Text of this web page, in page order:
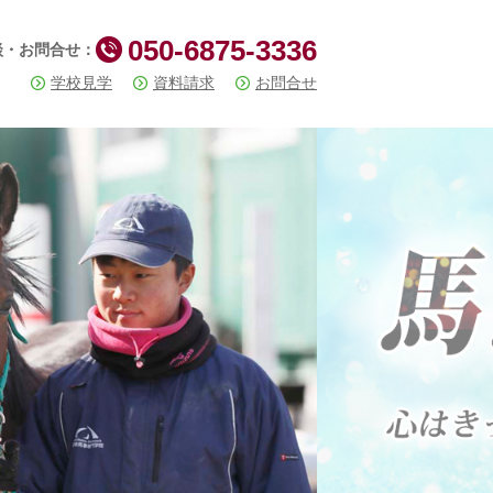
お問合せ： 050-6875-3336
学校見学 資料請求 お問合せ